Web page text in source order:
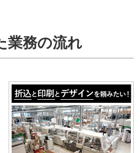
業務の流れ